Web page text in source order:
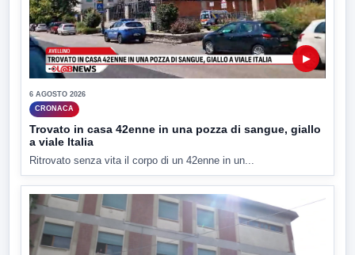
▶
6 AGOSTO 2026
CRONACA
Trovato in casa 42enne in una pozza di sangue, giallo
a viale Italia
Ritrovato senza vita il corpo di un 42enne in un...